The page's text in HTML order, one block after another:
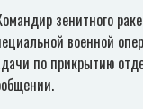
зенитного
военной
по прикрытию